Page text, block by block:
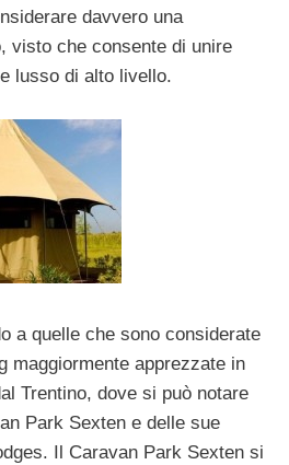
davvero una
visto che consente di unire
lusso di alto livello.
a quelle che sono considerate
maggiormente apprezzate in
Trentino, dove si può notare
Park Sexten e delle sue
Il Caravan Park Sexten si